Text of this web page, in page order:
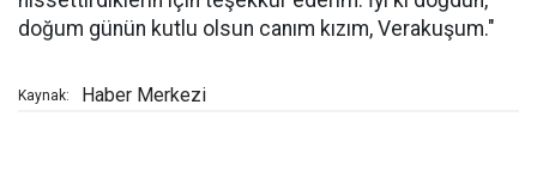
doğum günün kutlu olsun canım kızım, Verakuşum."
Kaynak: Haber Merkezi